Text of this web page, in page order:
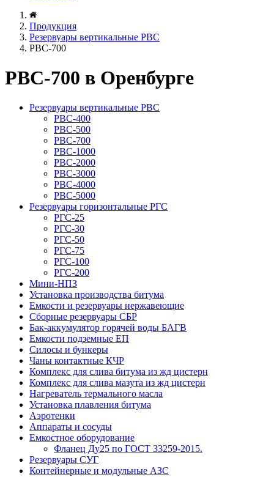
Продукция
Резервуары вертикальные РВС
РВС-700
РВС-700 в Оренбурге
Резервуары вертикальные РВС
РВС-400
РВС-500
РВС-700
РВС-1000
РВС-2000
РВС-3000
РВС-4000
РВС-5000
Резервуары горизонтальные РГС
РГС-25
РГС-30
РГС-50
РГС-75
РГС-100
РГС-200
Мини-НПЗ
Установка производства битума
Емкости и резервуары нержавеющие
Сборные резервуары СБР
Бак-аккумулятор горячей воды БАГВ
Емкости подземные ЕП
Силосы и бункеры
Чаны контактные КЧР
Комплекс для слива битума из жд цистерн
Комплекс для слива мазута из жд цистерн
Нагреватель термального масла
Установка плавления битума
Аэротенки
Аппараты и сосуды
Емкостное оборудование
Фланец Ду25 по ГОСТ 33259-2015.
Резервуары СУГ
Контейнерные и модульные АЗС